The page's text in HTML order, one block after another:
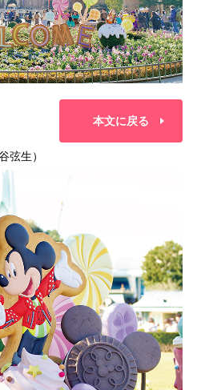
本文に戻る
弦生）